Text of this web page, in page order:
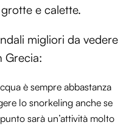
e calette.
migliori da vedere
Grecia:
è sempre abbastanza
lo snorkeling anche se
sarà un’attività molto